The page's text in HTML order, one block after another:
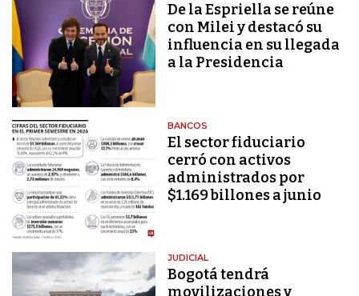
De la Espriella se reúne
con Milei y destacó su
influencia en su llegada
a la Presidencia
BANCOS
El sector fiduciario
cerró con activos
administrados por
$1.169 billones a junio
JUDICIAL
Bogotá tendrá
movilizaciones y